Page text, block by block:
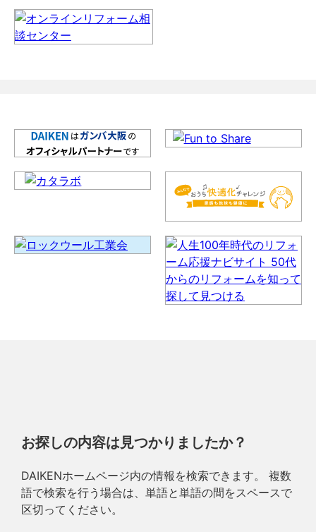
お探しの内容は見つかりましたか？
DAIKENホームページ内の情報を検索できます。 複数
語で検索を行う場合は、単語と単語の間をスペースで
区切ってください。